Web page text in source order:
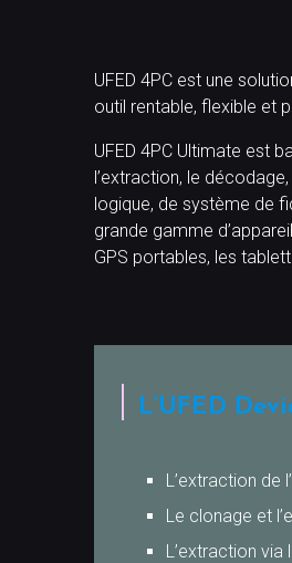
UFED 4PC est une
outil rentable, flexible et
UFED 4PC Ultimate est
l’extraction, le
logique, de système de
grande gamme
GPS portables, les
L’UFED
L’extraction de
Le clonage et
L’extraction